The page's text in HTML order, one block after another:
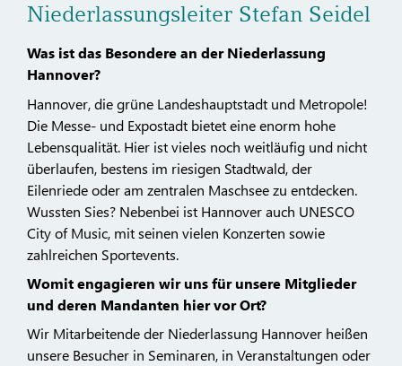
Niederlassungsleiter Stefan Seidel
Was ist das Besondere an der Niederlassung
Hannover?
Hannover, die grüne Landeshauptstadt und Metropole!
Die Messe- und Expostadt bietet eine enorm hohe
Lebensqualität. Hier ist vieles noch weitläufig und nicht
überlaufen, bestens im riesigen Stadtwald, der
Eilenriede oder am zentralen Maschsee zu entdecken.
Wussten Sie­s? Nebenbei ist Hannover auch UNESCO
City of Music, mit seinen vielen Konzerten sowie
zahlreichen Sportevents.
Womit engagieren wir uns für unsere Mitglieder
und deren Mandanten hier vor Ort?
Wir Mitarbeitende der Niederlassung Hannover heißen
unsere Besucher in Seminaren, in Veranstaltungen oder